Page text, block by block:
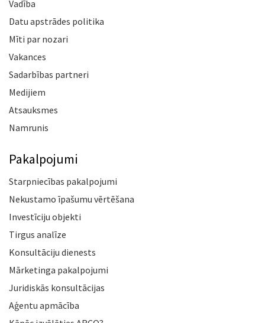
Vadība
Datu apstrādes politika
Mīti par nozari
Vakances
Sadarbības partneri
Medijiem
Atsauksmes
Namrunis
Pakalpojumi
Starpniecības pakalpojumi
Nekustamo īpašumu vērtēšana
Investīciju objekti
Tirgus analīze
Konsultāciju dienests
Mārketinga pakalpojumi
Juridiskās konsultācijas
Aģentu apmācība